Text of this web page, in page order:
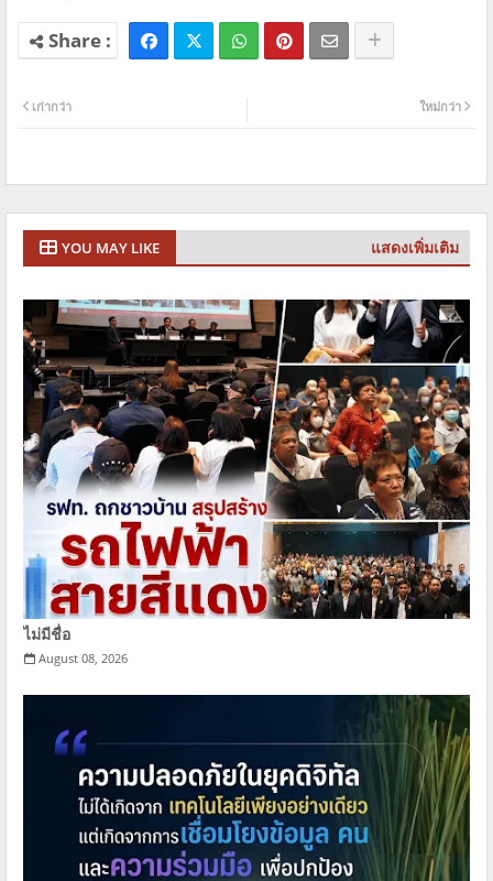
ใหม่กว่า
เก่ากว่า
YOU MAY LIKE แสดงเพิ่มเติม
ไม่มีชื่อ
August 08, 2026